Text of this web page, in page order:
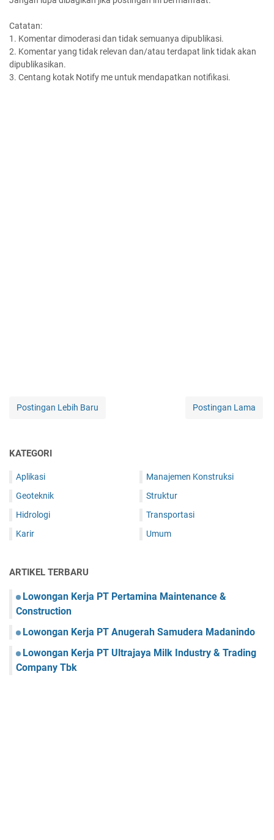
Catatan:
1. Komentar dimoderasi dan tidak semuanya dipublikasi.
2. Komentar yang tidak relevan dan/atau terdapat link tidak akan
dipublikasikan.
3. Centang kotak Notify me untuk mendapatkan notifikasi.
Postingan Lebih Baru Postingan Lama
KATEGORI
Aplikasi
Geoteknik
Hidrologi
Karir
Manajemen Konstruksi
Struktur
Transportasi
Umum
ARTIKEL TERBARU
Lowongan Kerja PT Pertamina Maintenance &
Construction
Lowongan Kerja PT Anugerah Samudera Madanindo
Lowongan Kerja PT Ultrajaya Milk Industry & Trading
Company Tbk